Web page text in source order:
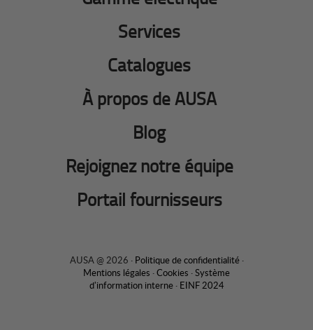
Services
Catalogues
À propos de AUSA
Blog
Rejoignez notre équipe
Portail fournisseurs
AUSA @ 2026 · Politique de confidentialité·
Mentions légales ·Cookies ·Système
d'information interne· EINF 2024